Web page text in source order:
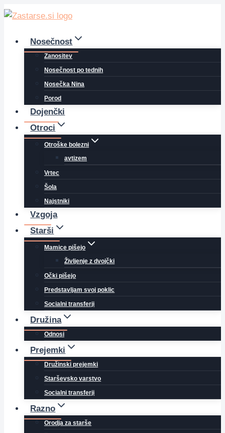
Skip
contentNosečnost
Zanositev
Nosečnost po tednih
Nosečka Nina
Porod
Dojenčki
Otroci
Otroške bolezni
avtizem
Vrtec
Šola
Najstniki
Vzgoja
Starši
Mamice pišejo
Življenje z dvojčki
Očki pišejo
Predstavljam svoj poklic
Socialni transferji
Družina
Odnosi
Prejemki
Družinski prejemki
Starševsko varstvo
Socialni transferji
Razno
Orodja za starše